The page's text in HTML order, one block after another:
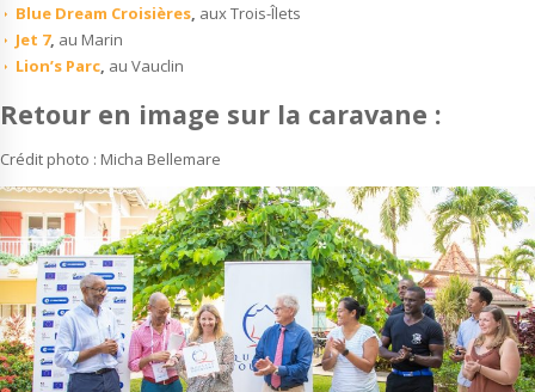
Blue Dream Croisières, aux Trois-Îlets
Jet 7, au Marin
Lion’s Parc, au Vauclin
Retour en image sur la caravane :
Crédit photo : Micha Bellemare